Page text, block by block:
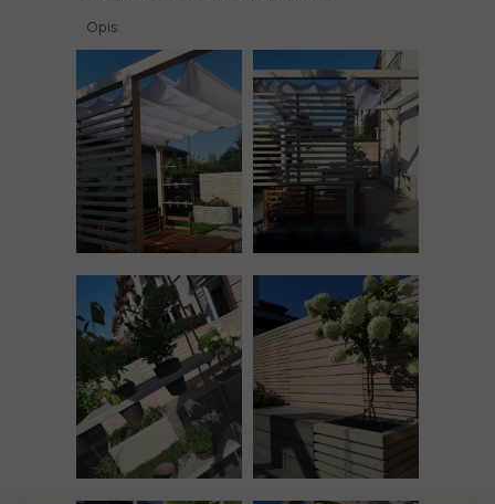
Opis: